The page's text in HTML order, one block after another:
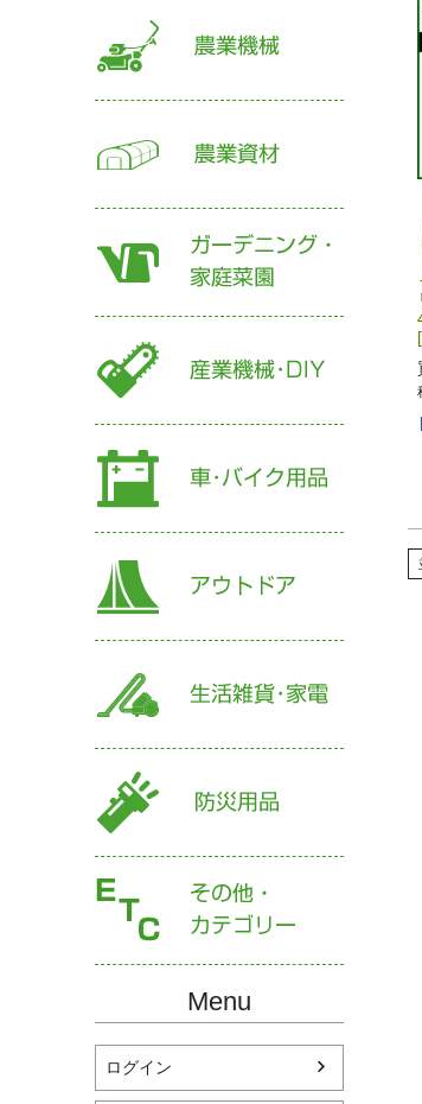
Menu
ログイン